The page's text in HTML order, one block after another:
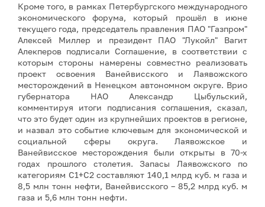
Кроме того, в рамках Петербургского международного
экономического форума, который прошёл в июне
текущего года, председатель правления ПАО "Газпром"
Алексей Миллер и президент ПАО "Лукойл" Вагит
Алекперов подписали Соглашение, в соответствии с
которым стороны намерены совместно реализовать
проект освоения Ванейвисского и Лаявожского
месторождений в Ненецком автономном округе. Врио
губернатора НАО Александр Цыбульский,
комментируя итоги подписания соглашения, сказал,
что это будет один из крупнейших проектов в регионе,
и назвал это событие ключевым для экономической и
социальной сферы округа. Лаявожское и
Ванейвисское месторождения были открыты в 70-х
годах прошлого столетия. Запасы Лаявожского по
категориям С1+С2 составляют 140,1 млрд куб. м газа и
8,5 млн тонн нефти, Ванейвисского – 85,2 млрд куб. м
газа и 5,6 млн тонн нефти.